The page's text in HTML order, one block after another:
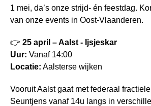
Pensioenen
Kinderen en
Doe mee
1 mei, da’s onze strijd- én feestdag.
van onze events in Oost-Vlaanderen.
👉 25 april – Aalst - Ijsjeskar
Uur: Vanaf 14:00
Locatie: Aalsterse wijken
Vooruit Aalst gaat met federaal
Seuntjens vanaf 14u langs in